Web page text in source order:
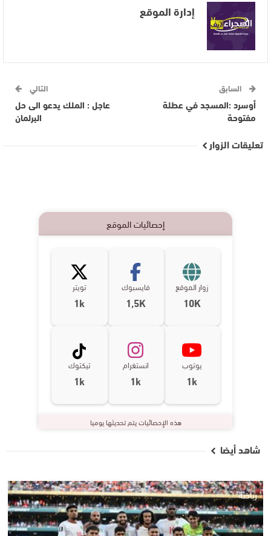
إدارة الموقع
السابق
أوسرد :المسجد في عطلة
مفتوحة
التالي
عاجل : الملك يدعو الى حل
البرلمان
تعليقات الزوار
إحصائيات الموقع
زوار الموقع
10K
فايسبوك
1,5K
تويتر
1k
يوتوب
1k
انستغرام
1k
تيكتوك
1k
هذه الإحصائيات يتم تحديثها يوميا
شاهد أيضا
رياضة